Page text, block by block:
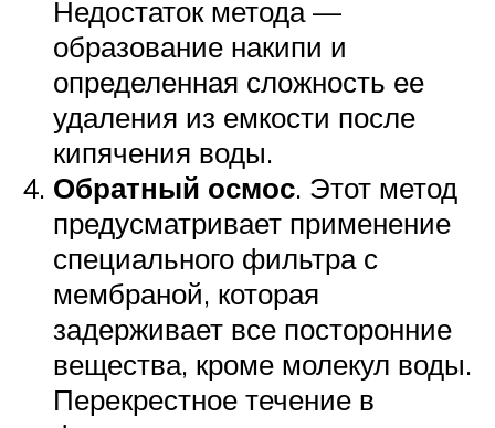
Недостаток метода —
образование накипи и
определенная сложность ее
удаления из емкости после
кипячения воды.
Обратный осмос. Этот метод
предусматривает применение
специального фильтра с
мембраной, которая
задерживает все посторонние
вещества, кроме молекул воды.
Перекрестное течение в